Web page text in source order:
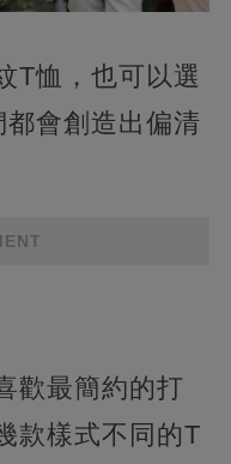
T恤，也可以選
會創造出偏清
歡最簡約的打
款樣式不同的T